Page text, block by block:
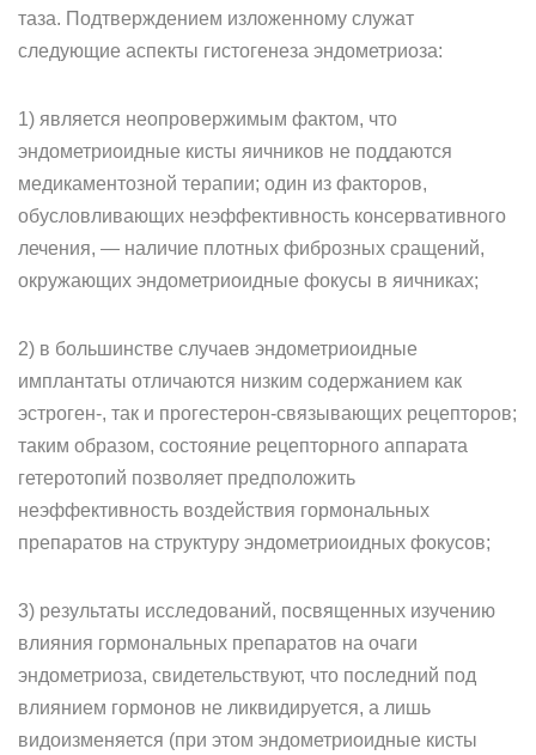
таза. Подтверждением изложенному служат
следующие аспекты гистогенеза эндометриоза:
1) является неопровержимым фактом, что
эндометриоидные кисты яичников не поддаются
медикаментозной терапии; один из факторов,
обусловливающих неэффективность консервативного
лечения, — наличие плотных фиброзных сращений,
окружающих эндометриоидные фокусы в яичниках;
2) в большинстве случаев эндометриоидные
имплантаты отличаются низким содержанием как
эстроген-, так и прогестерон-связывающих рецепторов;
таким образом, состояние рецепторного аппарата
гетеротопий позволяет предположить
неэффективность воздействия гормональных
препаратов на структуру эндометриоидных фокусов;
3) результаты исследований, посвященных изучению
влияния гормональных препаратов на очаги
эндометриоза, свидетельствуют, что последний под
влиянием гормонов не ликвидируется, а лишь
видоизменяется (при этом эндометриоидные кисты